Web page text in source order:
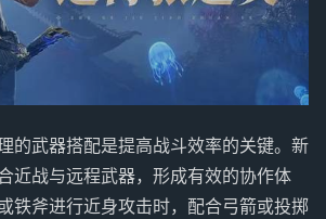
的武器搭配是提高战斗效率的关键。新
近战与远程武器，形成有效的协作体
铁斧进行近身攻击时，配合弓箭或投掷